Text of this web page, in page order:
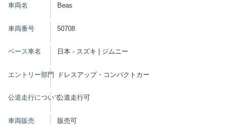
車両名 Beas
車両番号 50708
ベース車名 日本 - スズキ | ジムニー
エントリー部門 ドレスアップ・コンパクトカー
公道走行について公道走行可
車両販売 販売可